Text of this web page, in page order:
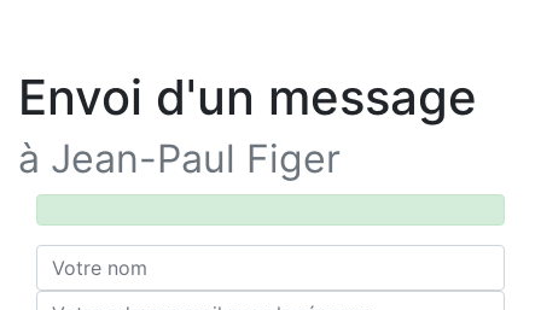
Envoi d'un message
à Jean-Paul Figer